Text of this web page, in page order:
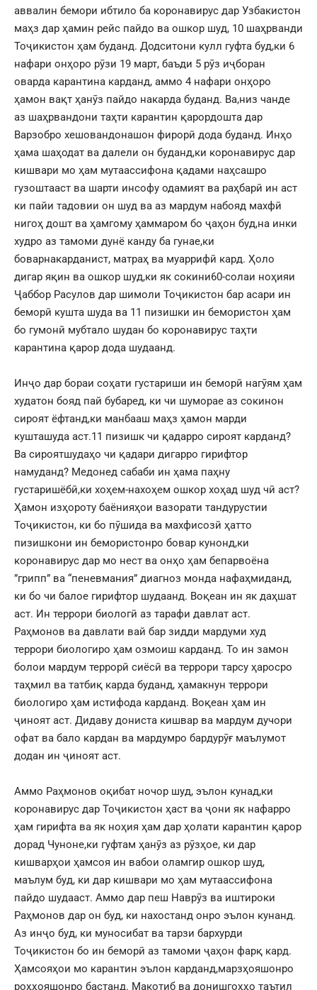
аввалин бемори ибтило ба коронавирус дар Узбакистон
маҳз дар ҳамин рейс пайдо ва ошкор шуд, 10 шаҳрванди
Тоҷикистон ҳам буданд. Додситони кулл гуфта буд,ки 6
нафари онҳоро рӯзи 19 март, баъди 5 рӯз иҷборан
оварда карантина карданд, аммо 4 нафари онҳоро
ҳамон вақт ҳанӯз пайдо накарда буданд. Ва,низ чанде
аз шаҳрвандони таҳти карантин қарордошта дар
Варзобро хешовандонашон фирорӣ дода буданд. Инҳо
ҳама шаҳодат ва далели он буданд,ки коронавирус дар
кишвари мо ҳам мутаассифона қадами наҳсашро
гузоштааст ва шарти инсофу одамият ва раҳбарӣ ин аст
ки пайи тадовии он шуд ва аз мардум набояд махфӣ
нигоҳ дошт ва ҳамгому ҳаммаром бо ҷаҳон буд,на инки
худро аз тамоми дунё канду ба гунае,ки
боварнакарданист, матраҳ ва муаррифӣ кард. Ҳоло
дигар яқин ва ошкор шуд,ки як сокини60-солаи ноҳияи
Ҷаббор Расулов дар шимоли Тоҷикистон бар асари ин
беморӣ кушта шуда ва 11 пизишки ин бемористон ҳам
бо гумонӣ мубтало шудан бо коронавирус таҳти
карантина қарор дода шудаанд.
Инҷо дар бораи соҳати густариши ин беморӣ нагӯям ҳам
худатон бояд пай бубаред, ки чи шуморае аз сокинон
сироят ёфтанд,ки манбааш маҳз ҳамон марди
кушташуда аст.11 пизишк чи қадарро сироят карданд?
Ва сироятшудаҳо чи қадари дигарро гирифтор
намуданд? Медонед сабаби ин ҳама паҳну
густаришёбӣ,ки хоҳем-нахоҳем ошкор хоҳад шуд чӣ аст?
Ҳамон изҳороту баёнияҳои вазорати тандурустии
Тоҷикистон, ки бо пӯшида ва махфисозӣ ҳатто
пизишкони ин бемористонро бовар кунонд,ки
коронавирус дар мо нест ва онҳо ҳам бепарвоёна
”грипп” ва “пеневмания” диагноз монда нафаҳмиданд,
ки бо чи балое гирифтор шудаанд. Воқеан ин як даҳшат
аст. Ин террори биологӣ аз тарафи давлат аст.
Раҳмонов ва давлати вай бар зидди мардуми худ
террори биологиро ҳам озмоиш карданд. То ин замон
болои мардум террорӣ сиёсӣ ва террори тарсу ҳаросро
таҳмил ва татбиқ карда буданд, ҳамакнун террори
биологиро ҳам истифода карданд. Воқеан ҳам ин
ҷиноят аст. Дидаву дониста кишвар ва мардум дучори
офат ва бало кардан ва мардумро бардурӯғ маълумот
додан ин ҷиноят аст.
Аммо Раҳмонов оқибат ночор шуд, эълон кунад,ки
коронавирус дар Тоҷикистон ҳаст ва ҷони як нафарро
ҳам гирифта ва як ноҳия ҳам дар ҳолати карантин қарор
дорад Чуноне,ки гуфтам ҳанӯз аз рӯзҳое, ки дар
кишварҳои ҳамсоя ин вабои оламгир ошкор шуд,
маълум буд, ки дар кишвари мо ҳам мутаассифона
пайдо шудааст. Аммо дар пеш Наврӯз ва иштироки
Раҳмонов дар он буд, ки нахостанд онро эълон кунанд.
Аз инҷо буд, ки муносибат ва тарзи бархурди
Тоҷикистон бо ин беморӣ аз тамоми ҷаҳон фарқ кард.
Ҳамсояҳои мо карантин эълон карданд,марзҳояшонро
роҳҳояшонро бастанд. Макотиб ва донишгоҳҳо таътил